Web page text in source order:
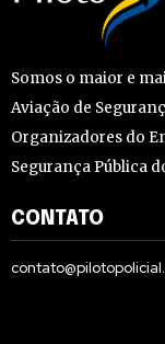
Somos o maior e
Aviação de
Organizadores do
Segurança Pública
CONTATO